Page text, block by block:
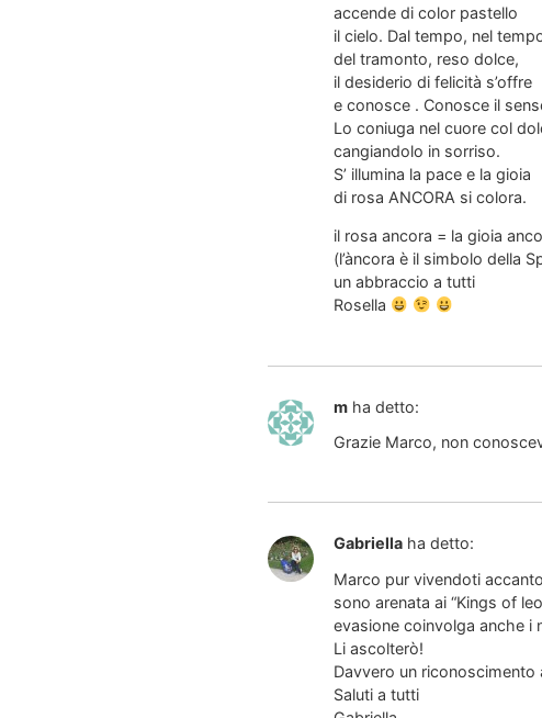
accende di color pastello
il cielo. Dal tempo, nel
del tramonto, reso dolce,
il desiderio di felicità s’offre
e conosce . Conosce il
Lo coniuga nel cuore col
cangiandolo in sorriso.
S’ illumina la pace e la gioia
di rosa ANCORA si colora.
il rosa ancora = la gioia
(l’àncora è il simbolo della
un abbraccio a tutti
Rosella
m ha detto:
Grazie Marco, non
Gabriella ha detto:
Marco pur vivendoti
sono arenata ai “Kings of
evasione coinvolga anche i
Li ascolterò!
Davvero un riconoscimento
Saluti a tutti